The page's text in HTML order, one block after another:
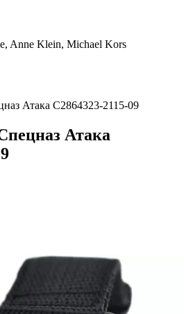
Anne Klein, Michael Kors
Атака С2864323-2115-09
Атака